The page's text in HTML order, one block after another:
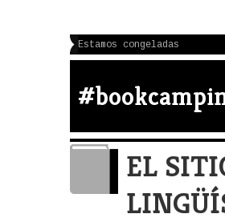
Estamos congeladas
EL